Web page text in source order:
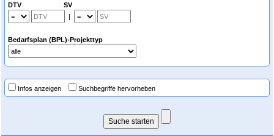
DTV SV
|
Bedarfsplan (BPL)-Projekttyp
Infos anzeigen Suchbegriffe hervorheben